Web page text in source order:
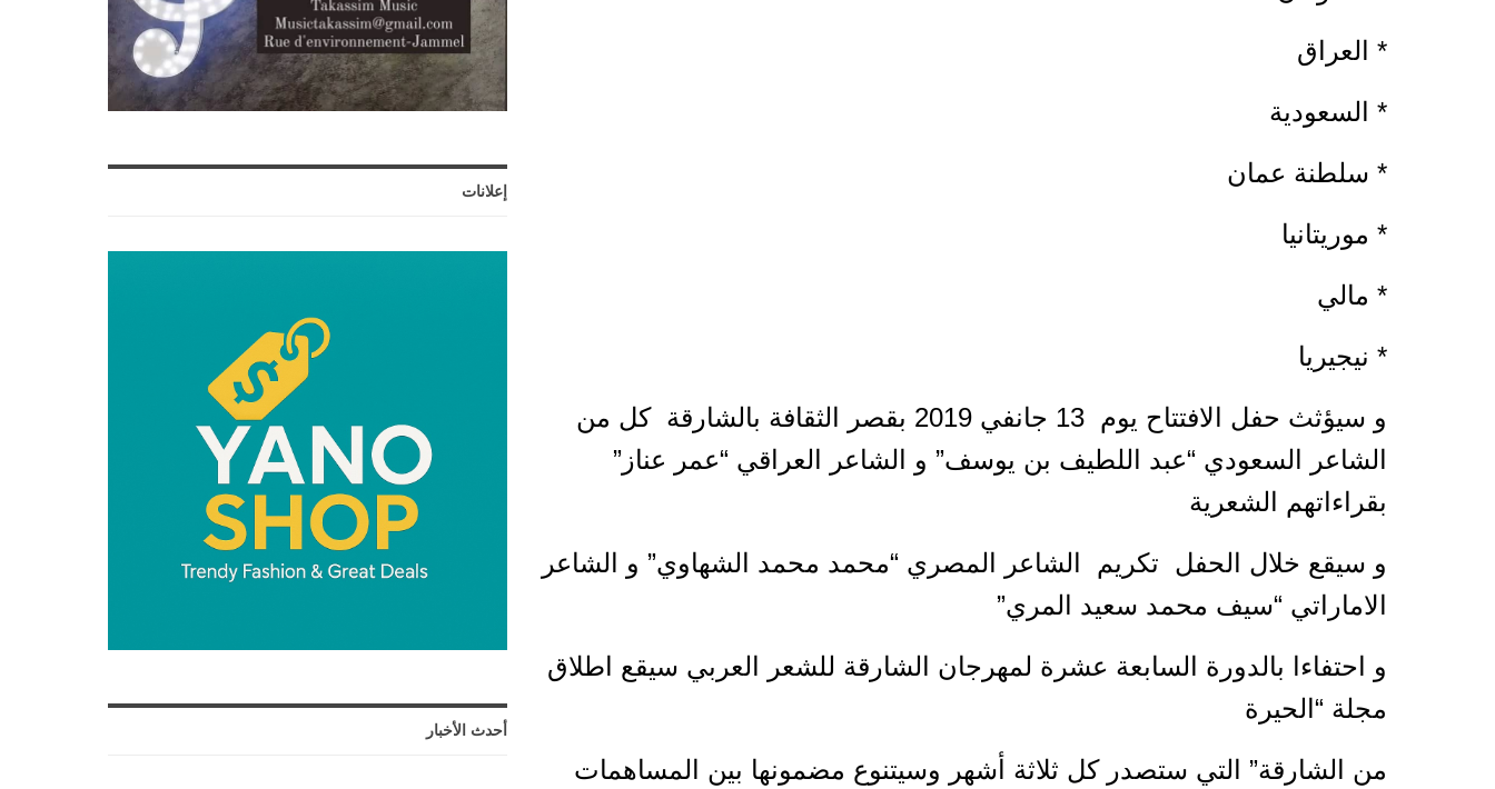
* العراق
* السعودية
* سلطنة عمان
* موريتانيا
* مالي
* نيجيريا
و سيؤثث حفل الافتتاح يوم 13 جانفي 2019 بقصر الثقافة بالشارقة كل من
الشاعر السعودي “عبد اللطيف بن يوسف” و الشاعر العراقي “عمر عناز”
بقراءاتهم الشعرية
و سيقع خلال الحفل تكريم الشاعر المصري “محمد محمد الشهاوي” و الشاعر
الاماراتي “سيف محمد سعيد المري”
و احتفاءا بالدورة السابعة عشرة لمهرجان الشارقة للشعر العربي سيقع اطلاق
مجلة “الحيرة
من الشارقة” التي ستصدر كل ثلاثة أشهر وسيتنوع مضمونها بين المساهمات
إعلانات
أحدث الأخبار